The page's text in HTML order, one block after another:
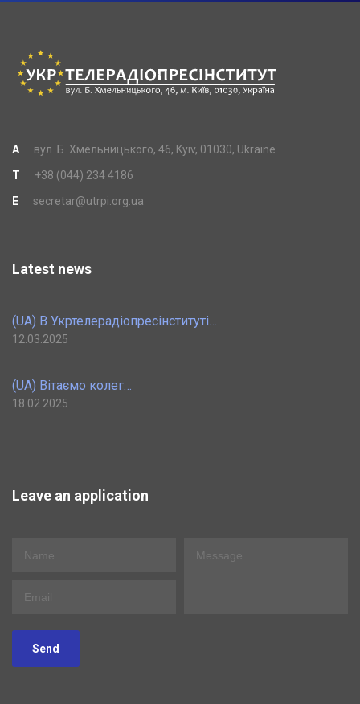
A
вул. Б. Хмельницького, 46, Kyiv, 01030, Ukraine
T
+38 (044) 234 4186
E
secretar@utrpi.org.ua
Latest news
(UA) В Укртелерадіопресінституті…
12.03.2025
(UA) Вітаємо колег…
18.02.2025
Leave an application
Send